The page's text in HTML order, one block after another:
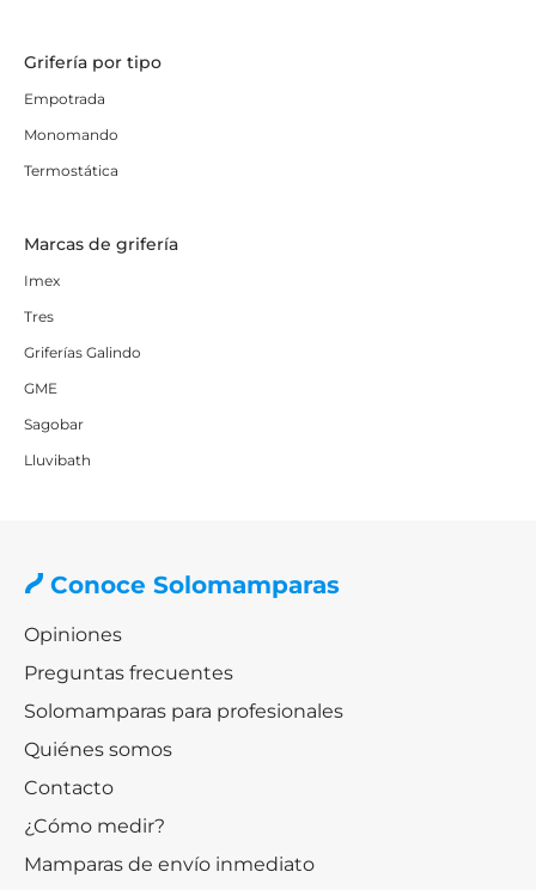
Grifería por tipo
Empotrada
Monomando
Termostática
Marcas de grifería
Imex
Tres
Griferías Galindo
GME
Sagobar
Lluvibath
Conoce Solomamparas
Opiniones
Preguntas frecuentes
Solomamparas para profesionales
Quiénes somos
Contacto
¿Cómo medir?
Mamparas de envío inmediato